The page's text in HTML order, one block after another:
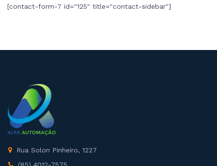
[contact-form-7 id="125" title="contact-sidebar"]
Rua Solon Pinheiro, 1227
(85) 4012-7575